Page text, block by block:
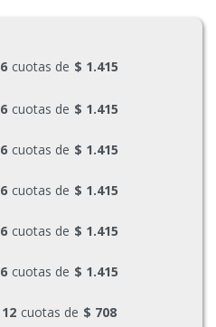
6 cuotas de $ 1.415
6 cuotas de $ 1.415
6 cuotas de $ 1.415
6 cuotas de $ 1.415
6 cuotas de $ 1.415
6 cuotas de $ 1.415
12 cuotas de $ 708